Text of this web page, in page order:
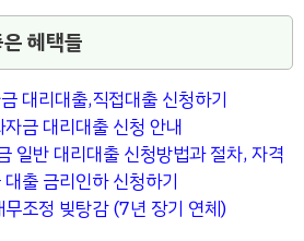
혜택들
대리대출,직접대출 신청하기
금 대리대출 신청 안내
일반 대리대출 신청방법과 절차, 자격
출 금리인하 신청하기
조정 빚탕감 (7년 장기 연체)